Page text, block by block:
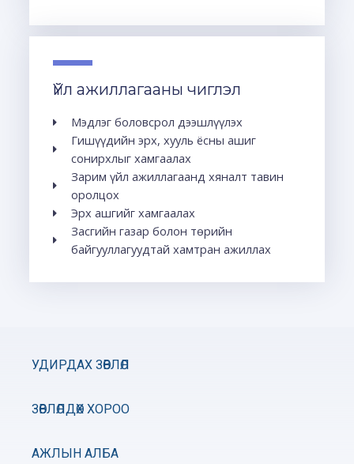
Үйл ажиллагааны чиглэл
Мэдлэг боловсрол дээшлүүлэх
Гишүүдийн эрх, хууль ёсны ашиг
сонирхлыг хамгаалах
Зарим үйл ажиллагаанд хяналт тавин
оролцох
Эрх ашгийг хамгаалах
Засгийн газар болон төрийн
байгууллагуудтай хамтран ажиллах
УДИРДАХ ЗӨВЛӨЛ
ЗӨВЛӨЛДӨХ ХОРОО
АЖЛЫН АЛБА